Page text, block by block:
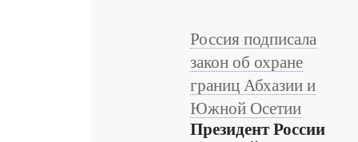
Россия подписала
закон об охране
границ Абхазии и
Южной Осетии
Президент России